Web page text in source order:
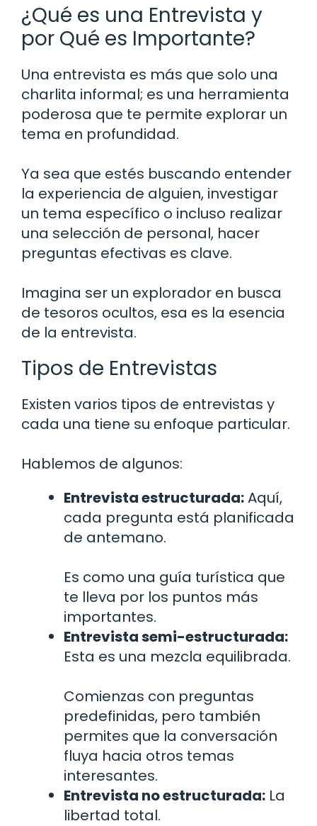
¿Qué es una Entrevista y
por Qué es Importante?
Una entrevista es más que solo una
charlita informal; es una herramienta
poderosa que te permite explorar un
tema en profundidad.
Ya sea que estés buscando entender
la experiencia de alguien, investigar
un tema específico o incluso realizar
una selección de personal, hacer
preguntas efectivas es clave.
Imagina ser un explorador en busca
de tesoros ocultos, esa es la esencia
de la entrevista.
Tipos de Entrevistas
Existen varios tipos de entrevistas y
cada una tiene su enfoque particular.
Hablemos de algunos:
Entrevista estructurada:Aquí,
cada pregunta está planificada
de antemano.
Es como una guía turística que
te lleva por los puntos más
importantes.
Entrevista semi-estructurada:
Esta es una mezcla equilibrada.
Comienzas con preguntas
predefinidas, pero también
permites que la conversación
fluya hacia otros temas
interesantes.
Entrevista no estructurada: La
libertad total.